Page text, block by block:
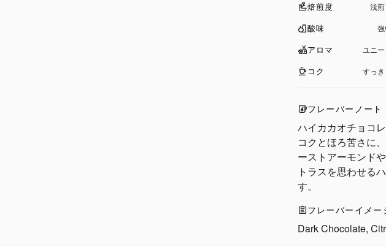
焙煎度 浅煎
酸味
アロマ ユニー
コク すっき
フレーバーノー
ハイカカオチョコ
コクとほろ苦さに
ーストアーモンド
トラスを思わせる
す。
フレーバーイメ
Dark Chocolate,